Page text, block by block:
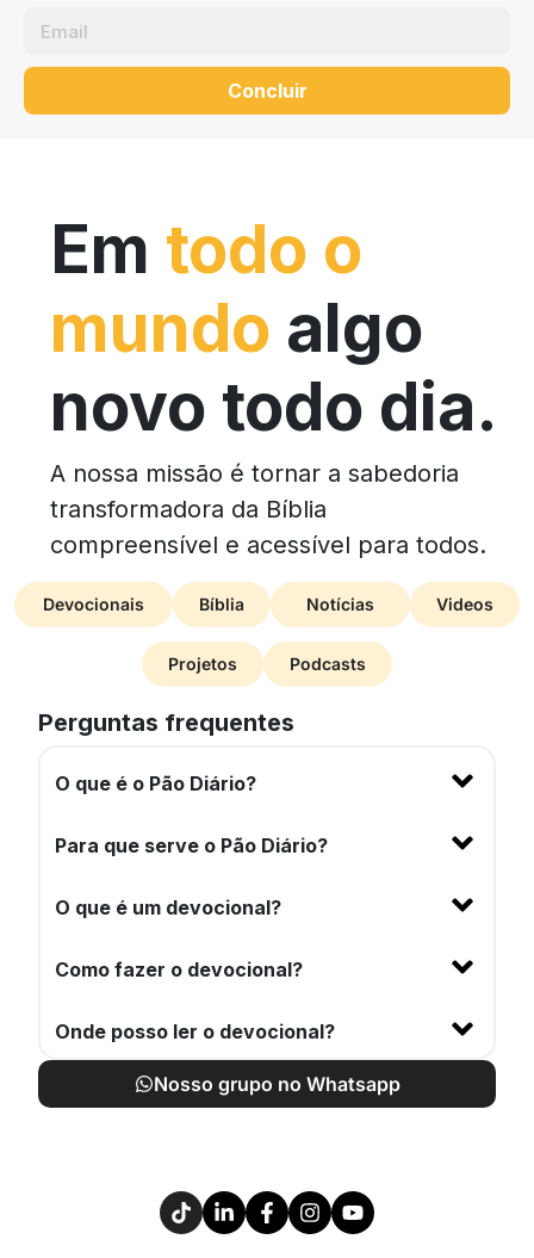
Concluir
Em todo o
mundo algo
novo todo dia.
A nossa missão é tornar a sabedoria
transformadora da Bíblia
compreensível e acessível para todos.
Devocionais Bíblia Notícias Videos
Projetos Podcasts
Perguntas frequentes
O que é o Pão Diário?
Para que serve o Pão Diário?
O que é um devocional?
Como fazer o devocional?
Onde posso ler o devocional?
Nosso grupo no Whatsapp